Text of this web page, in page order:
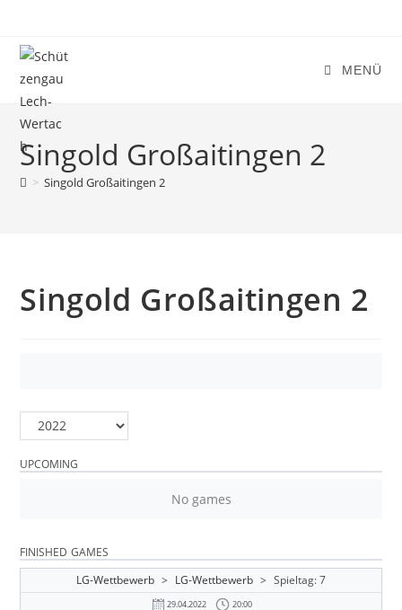
springen
MENÜ
Singold Großaitingen 2
> Singold Großaitingen 2
Singold Großaitingen 2
UPCOMING
No games
FINISHED GAMES
LG-Wettbewerb > LG-Wettbewerb > Spieltag: 7
29.04.2022 20:00